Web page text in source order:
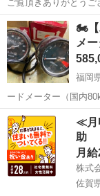
ご覧頂きありがとう
ースト計なはずが違うのが
で、動作未確認です！ ノークレームノーリターンよろしくお願い致し
ます💦
北海道 函館市
🏍【
メ
福岡
ードメーター（国内
ではなく正…
福岡 田川郡 ホ
≪月
助
月
株式
佐賀